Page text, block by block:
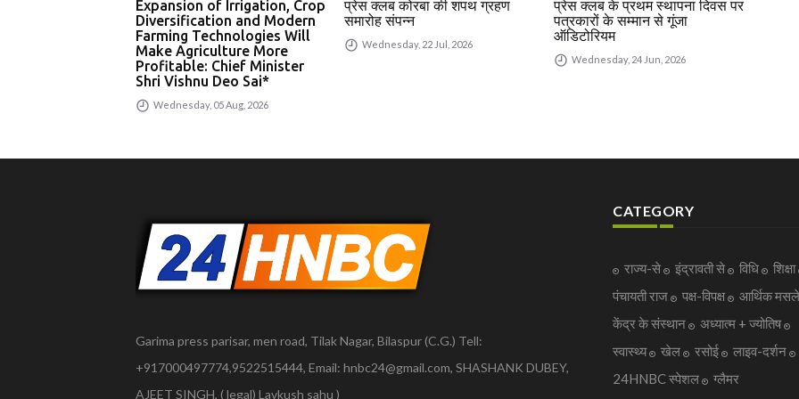
Expansion of Irrigation, Crop
Diversification and Modern
Farming Technologies Will
Make Agriculture More
Profitable: Chief Minister
Shri Vishnu Deo Sai*
Wednesday, 05 Aug, 2026
प्रेस क्लब कोरबा की शपथ ग्रहण
समारोह संपन्न
Wednesday, 22 Jul, 2026
प्रेस क्लब के प्रथम स्थापना दिवस पर
पत्रकारों के सम्मान से गूंजा
ऑडिटोरियम
Wednesday, 24 Jun, 2026
Garima press parisar, men road, Tilak Nagar, Bilaspur (C.G.) Tell:
+917000497774,9522515444, Email: hnbc24@gmail.com, SHASHANK DUBEY,
AJEET SINGH, ( legal) Lavkush sahu )
CATEGORY
राज्य-से इंद्रावती से विधि
शिक्षा
पंचायती राज
पक्ष-विपक्ष
आर्थिक मसले
केंद्र के संस्थान
अध्यात्म + ज्योतिष
स्वास्थ्य
खेल रसोई
लाइव-दर्शन
24HNBC स्पेशल
ग्लैमर